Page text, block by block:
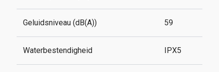
Geluidsniveau (dB(A)) 59
Waterbestendigheid IPX5